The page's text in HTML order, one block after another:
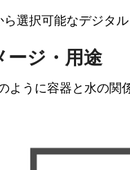
選択可能なデジタ
ージ・用途
ように容器と水の関